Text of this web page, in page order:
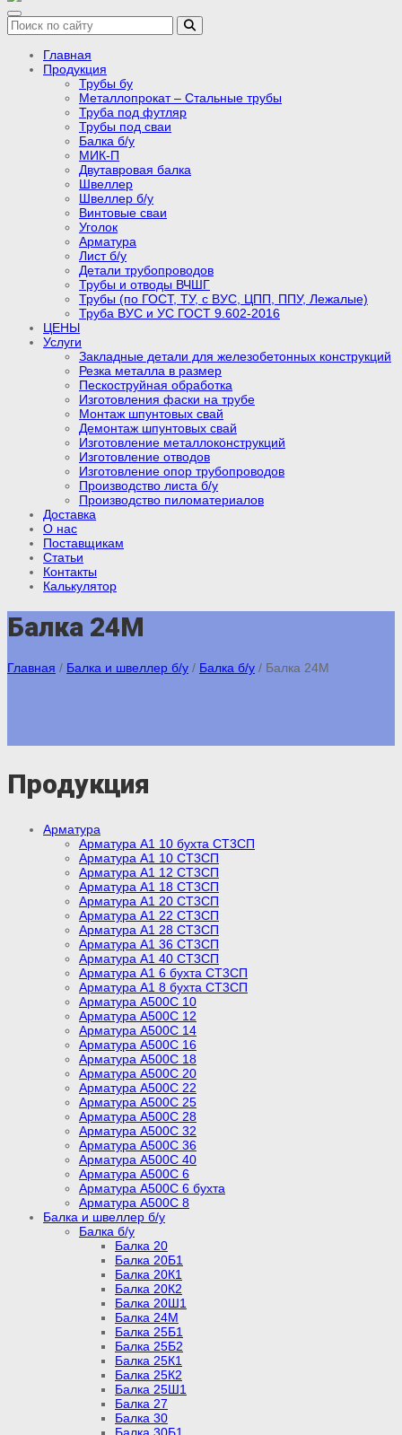
Главная
Продукция
Трубы бу
Металлопрокат – Стальные трубы
Труба под футляр
Трубы под сваи
Балка б/у
МИК-П
Двутавровая балка
Швеллер
Швеллер б/у
Винтовые сваи
Уголок
Арматура
Лист б/у
Детали трубопроводов
Трубы и отводы ВЧШГ
Трубы (по ГОСТ, ТУ, с ВУС, ЦПП, ППУ, Лежалые)
Труба ВУС и УС ГОСТ 9.602-2016
ЦЕНЫ
Услуги
Закладные детали для железобетонных конструкций
Резка металла в размер
Пескоструйная обработка
Изготовления фаски на трубе
Монтаж шпунтовых свай
Демонтаж шпунтовых свай
Изготовление металлоконструкций
Изготовление отводов
Изготовление опор трубопроводов
Производство листа б/у
Производство пиломатериалов
Доставка
О нас
Поставщикам
Статьи
Контакты
Калькулятор
Балка 24М
Главная / Балка и швеллер б/у / Балка б/у / Балка 24М
Продукция
Арматура
Арматура А1 10 бухта СТ3СП
Арматура А1 10 СТ3СП
Арматура А1 12 СТ3СП
Арматура А1 18 СТ3СП
Арматура А1 20 СТ3СП
Арматура А1 22 СТ3СП
Арматура А1 28 СТ3СП
Арматура А1 36 СТ3СП
Арматура А1 40 СТ3СП
Арматура А1 6 бухта СТ3СП
Арматура А1 8 бухта СТ3СП
Арматура А500С 10
Арматура А500С 12
Арматура А500С 14
Арматура А500С 16
Арматура А500С 18
Арматура А500С 20
Арматура А500С 22
Арматура А500С 25
Арматура А500С 28
Арматура А500С 32
Арматура А500С 36
Арматура А500С 40
Арматура А500С 6
Арматура А500С 6 бухта
Арматура А500С 8
Балка и швеллер б/у
Балка б/у
Балка 20
Балка 20Б1
Балка 20К1
Балка 20К2
Балка 20Ш1
Балка 24М
Балка 25Б1
Балка 25Б2
Балка 25К1
Балка 25К2
Балка 25Ш1
Балка 27
Балка 30